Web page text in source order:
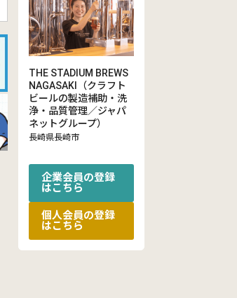
THE STADIUM BREWS
NAGASAKI（クラフト
ビールの製造補助・洗
浄・品質管理／ジャパ
ネットグループ）
長崎県長崎市
企業会員の登録
はこちら
個人会員の登録
はこちら